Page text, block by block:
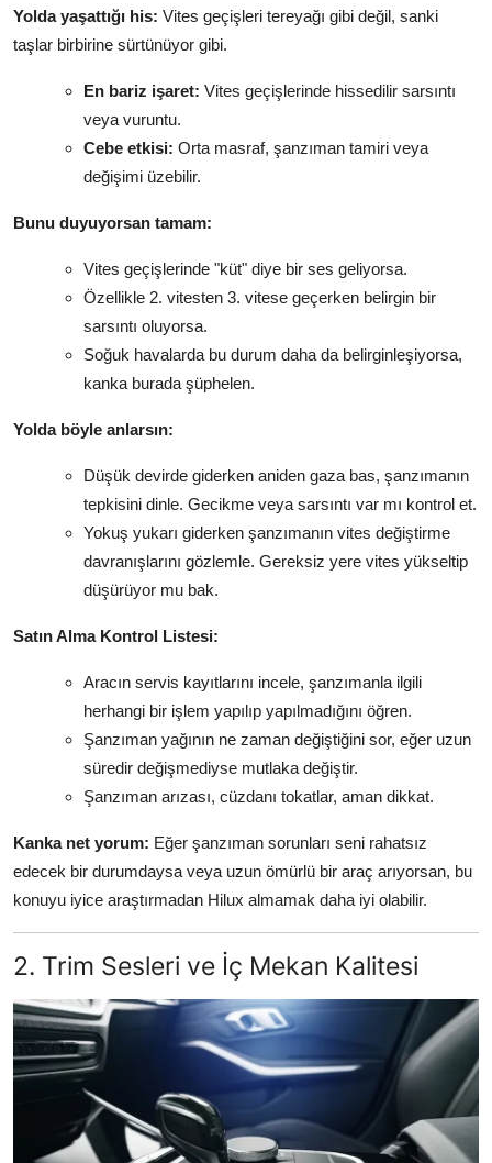
Yolda yaşattığı his: Vites geçişleri tereyağı gibi değil, sanki
taşlar birbirine sürtünüyor gibi.
En bariz işaret: Vites geçişlerinde hissedilir sarsıntı
veya vuruntu.
Cebe etkisi: Orta masraf, şanzıman tamiri veya
değişimi üzebilir.
Bunu duyuyorsan tamam:
Vites geçişlerinde "küt" diye bir ses geliyorsa.
Özellikle 2. vitesten 3. vitese geçerken belirgin bir
sarsıntı oluyorsa.
Soğuk havalarda bu durum daha da belirginleşiyorsa,
kanka burada şüphelen.
Yolda böyle anlarsın:
Düşük devirde giderken aniden gaza bas, şanzımanın
tepkisini dinle. Gecikme veya sarsıntı var mı kontrol et.
Yokuş yukarı giderken şanzımanın vites değiştirme
davranışlarını gözlemle. Gereksiz yere vites yükseltip
düşürüyor mu bak.
Satın Alma Kontrol Listesi:
Aracın servis kayıtlarını incele, şanzımanla ilgili
herhangi bir işlem yapılıp yapılmadığını öğren.
Şanzıman yağının ne zaman değiştiğini sor, eğer uzun
süredir değişmediyse mutlaka değiştir.
Şanzıman arızası, cüzdanı tokatlar, aman dikkat.
Kanka net yorum: Eğer şanzıman sorunları seni rahatsız
edecek bir durumdaysa veya uzun ömürlü bir araç arıyorsan, bu
konuyu iyice araştırmadan Hilux almamak daha iyi olabilir.
2. Trim Sesleri ve İç Mekan Kalitesi